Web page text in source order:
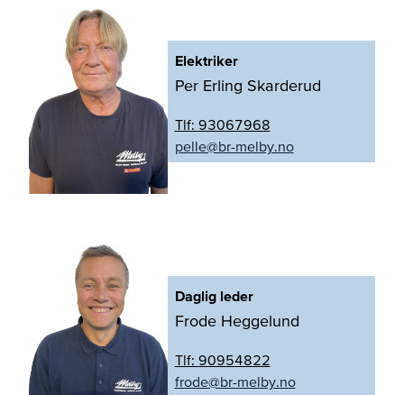
Elektriker
Per Erling Skarderud
Tlf: 93067968
on.yblem-rb@ellep
Daglig leder
Frode Heggelund
Tlf: 90954822
on.yblem-rb@edorf